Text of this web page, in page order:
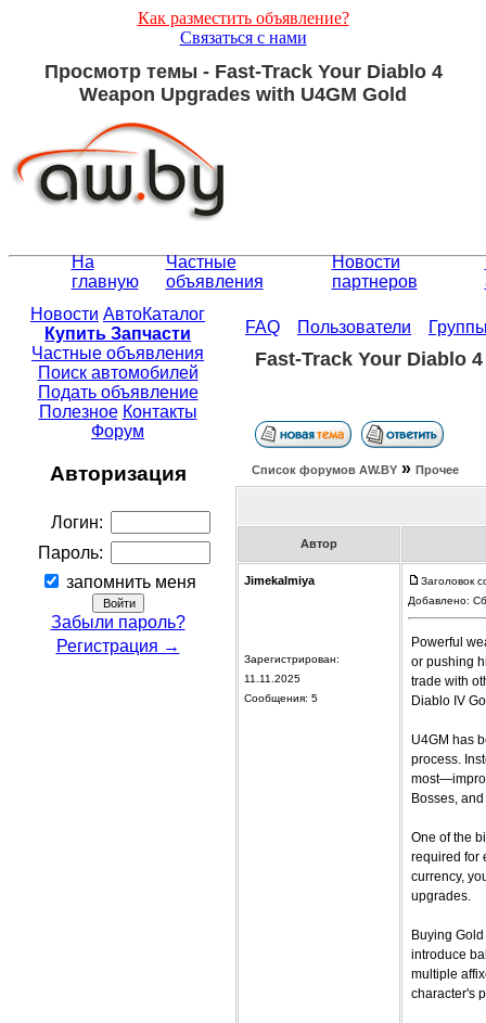
Как разместить объявление?
Связаться с нами
Просмотр темы - Fast-Track Your Diablo 4
Weapon Upgrades with U4GM Gold
На
главную
Частные
объявления
Новости
партнеров
Новости АвтоКаталог
Купить Запчасти
Частные объявления
Поиск автомобилей
Подать объявление
Полезное Контакты
Форум
Авторизация
Логин:
Пароль:
запомнить меня
Забыли пароль?
Регистрация →
FAQ Пользователи
Fast-Track Your Diablo
Список форумов АW.BY » Прочее
Автор
Jimekalmiya
Зарегистрирован:
11.11.2025
Сообщения: 5
Заголовок
Добавлено:
Powerful
or pushing
trade with
Diablo IV
U4GM has
process.
Bosses,
One of the
required for
currency,
upgrades.
Buying
introduce
multiple
character's